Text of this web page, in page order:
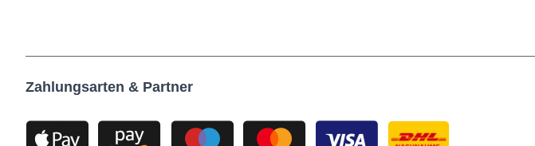
Zahlungsarten & Partner